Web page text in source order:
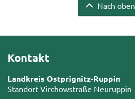
Nach oben
Kontakt
Landkreis Ostprignitz-Ruppin
Standort Virchowstraße Neuruppin